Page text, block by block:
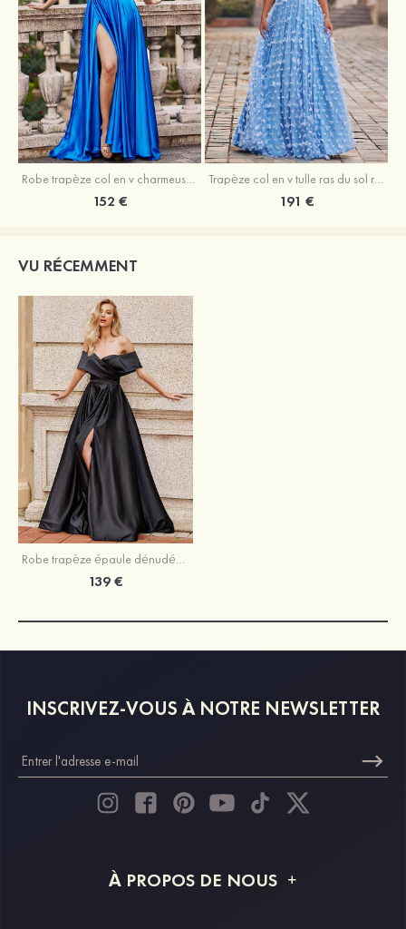
Robe trapèze col en v charmeuse traîne balayage robe de bal
152 €
Trapèze col en v tulle ras du sol robe de bal avec papillon
191 €
VU RÉCEMMENT
Robe trapèze épaule dénudée satin traîne balayage robe de bal
139 €
INSCRIVEZ-VOUS À NOTRE NEWSLETTER
À PROPOS DE NOUS